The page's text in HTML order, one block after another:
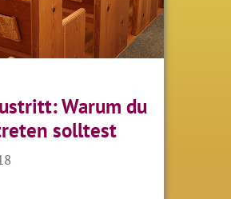
Warum du
solltest